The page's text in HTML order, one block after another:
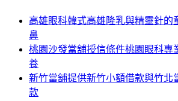
高雄眼科韓式高雄隆乳與精靈針的
鼻
桃園沙發當舖授信條件桃園眼科專
養
新竹當舖提供新竹小額借款與竹北
款